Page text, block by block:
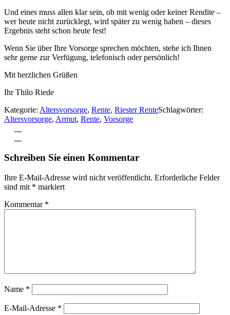
Und eines muss allen klar sein, ob mit wenig oder keiner Rendite –
wer heute nicht zurücklegt, wird später zu wenig haben – dieses
Ergebnis steht schon heute fest!
Wenn Sie über Ihre Vorsorge sprechen möchten, stehe ich Ihnen
sehr gerne zur Verfügung, telefonisch oder persönlich!
Mit herzlichen Grüßen
Ihr Thilo Riede
Kategorie: Altersvorsorge, Rente, Riester RenteSchlagwörter:
Altersvorsorge, Armut, Rente, Vorsorge
Interaktionen
Schreiben Sie einen Kommentar
Ihre E-Mail-Adresse wird nicht veröffentlicht. Erforderliche Felder
sind mit * markiert
Kommentar *
Name *
E-Mail-Adresse *